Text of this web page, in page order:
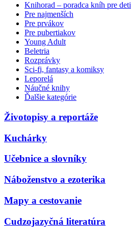
Knihorad – poradca kníh pre deti
Pre najmenších
Pre prvákov
Pre pubertiakov
Young Adult
Beletria
Rozprávky
Sci-fi, fantasy a komiksy
Leporelá
Náučné knihy
Ďalšie kategórie
Životopisy a reportáže
Kuchárky
Učebnice a slovníky
Náboženstvo a ezoterika
Mapy a cestovanie
Cudzojazyčná literatúra